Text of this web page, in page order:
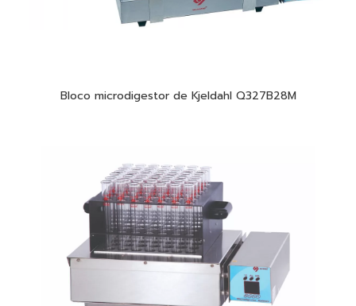
Bloco microdigestor de Kjeldahl Q327B28M